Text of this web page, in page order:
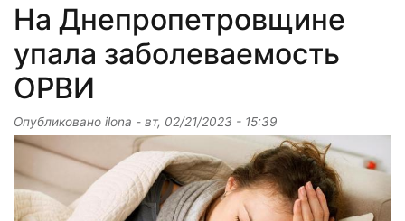
На Днепропетровщине
упала заболеваемость
ОРВИ
Опубликовано ilona - вт, 02/21/2023 - 15:39